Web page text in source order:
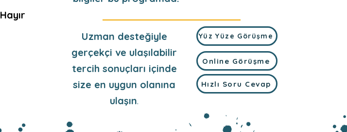
Hayır
Uzman desteğiyle
gerçekçi ve ulaşılabilir
tercih sonuçları içinde
size en uygun olanına
ulaşın.
Yüz Yüze Görüşme
Online Görüşme
Hızlı Soru Cevap